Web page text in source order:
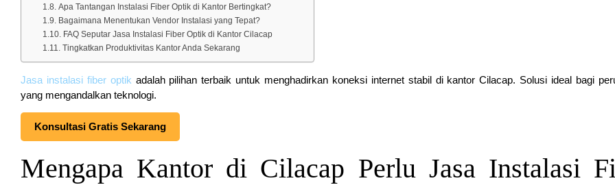
Apa Tantangan Instalasi Fiber Optik di Kantor Bertingkat?
Bagaimana Menentukan Vendor Instalasi yang Tepat?
FAQ Seputar Jasa Instalasi Fiber Optik di Kantor Cilacap
Tingkatkan Produktivitas Kantor Anda Sekarang
Jasa instalasi fiber optik adalah pilihan terbaik untuk menghadirkan koneksi internet stabil di kantor Cilacap. Solusi ideal bagi
yang mengandalkan teknologi.
Konsultasi Gratis Sekarang
Mengapa Kantor di Cilacap Perlu Jasa Instalasi